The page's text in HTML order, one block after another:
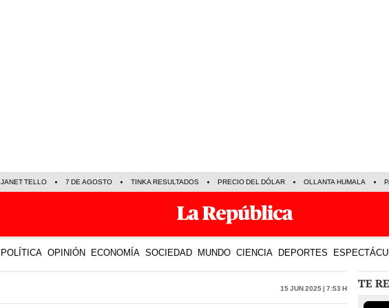
JANET TELLO 7 DE AGOSTO TINKA RESULTADOS PRECIO DEL DÓLAR OLLANTA HUMALA
POLÍTICA OPINIÓN ECONOMÍA SOCIEDAD MUNDO CIENCIA DEPORTES
15 Jun 2025 | 7:53 h TE